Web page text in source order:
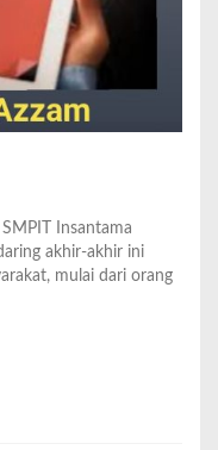
Insantama
akhir-akhir ini
mulai dari orang